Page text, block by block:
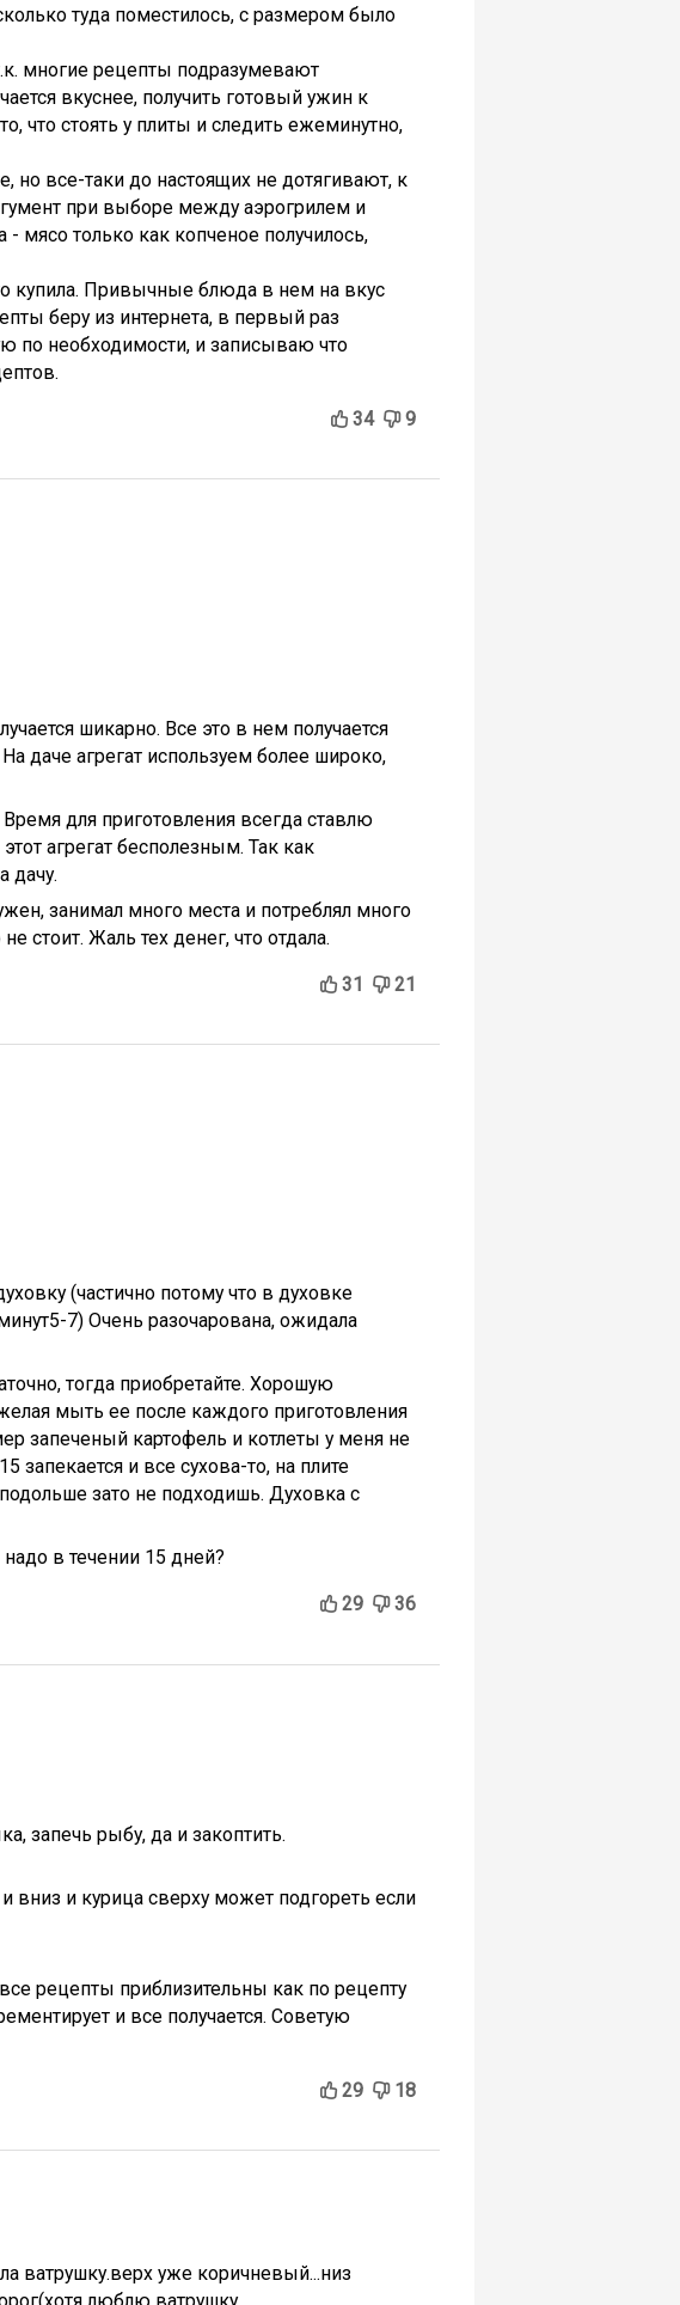
туда поместилось, с размером было
многие рецепты подразумевают
вкуснее, получить готовый ужин к
что стоять у плиты и следить ежеминутно,
но все-таки до настоящих не дотягивают, к
при выборе между аэрогрилем и
мясо только как копченое получилось,
купила. Привычные блюда в нем на вкус
беру из интернета, в первый раз
по необходимости, и записываю что
34 9
шикарно. Все это в нем получается
даче агрегат используем более широко,
для приготовления всегда ставлю
агрегат бесполезным. Так как
дачу.
занимал много места и потреблял много
стоит. Жаль тех денег, что отдала.
31 21
(частично потому что в духовке
7) Очень разочарована, ожидала
тогда приобретайте. Хорошую
мыть ее после каждого приготовления
запеченый картофель и котлеты у меня не
запекается и все сухова-то, на плите
зато не подходишь. Духовка с
в течении 15 дней?
29 36
запечь рыбу, да и закоптить.
вниз и курица сверху может подгореть если
рецепты приблизительны как по рецепту
и все получается. Советую
29 18
ватрушку.верх уже коричневый...низ